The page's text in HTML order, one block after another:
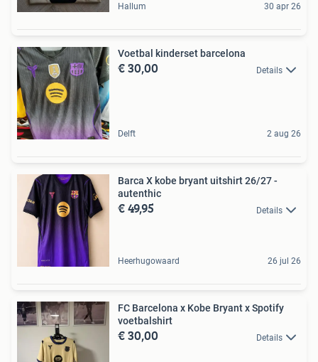
Hallum 30 apr 26
Voetbal kinderset barcelona
€ 30,00 Details
Delft 2 aug 26
Barca X kobe bryant uitshirt 26/27 -
autenthic
€ 49,95 Details
Heerhugowaard 26 jul 26
FC Barcelona x Kobe Bryant x Spotify
voetbalshirt
€ 30,00 Details